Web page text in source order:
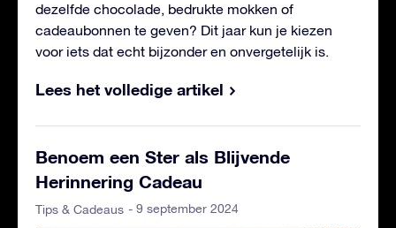
dezelfde chocolade, bedrukte mokken of
cadeaubonnen te geven? Dit jaar kun je kiezen
voor iets dat echt bijzonder en onvergetelijk is.
Lees het volledige artikel
Benoem een Ster als Blijvende
Herinnering Cadeau
Tips & Cadeaus - 9 september 2024